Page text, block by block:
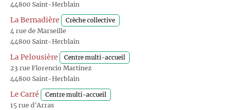
44800 Saint-Herblain
La Bernadière Crèche collective
4 rue de Marseille
44800 Saint-Herblain
La Pelousière Centre multi-accueil
23 rue Florencio Martinez
44800 Saint-Herblain
Le Carré Centre multi-accueil
15 rue d'Arras